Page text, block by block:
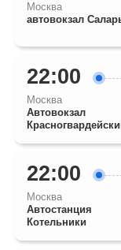
Москва
автовокзал
22:00
Москва
Автовокзал
22:00
Москва
Автостанция
Котельники